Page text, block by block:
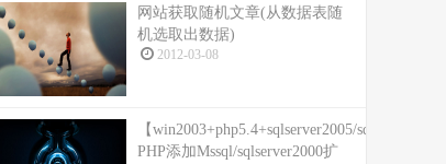
网站获取随机文章(从数据表随
机选取出数据)
2012-03-08
【win2003+php5.4+sqlserver2005/
PHP添加Mssql/sqlserver2000扩